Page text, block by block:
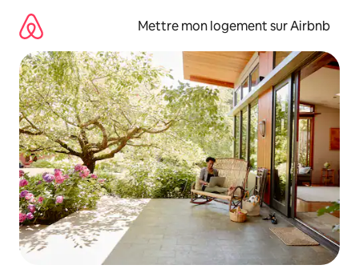
directement
contenu
Mettre mon logement sur Airbnb